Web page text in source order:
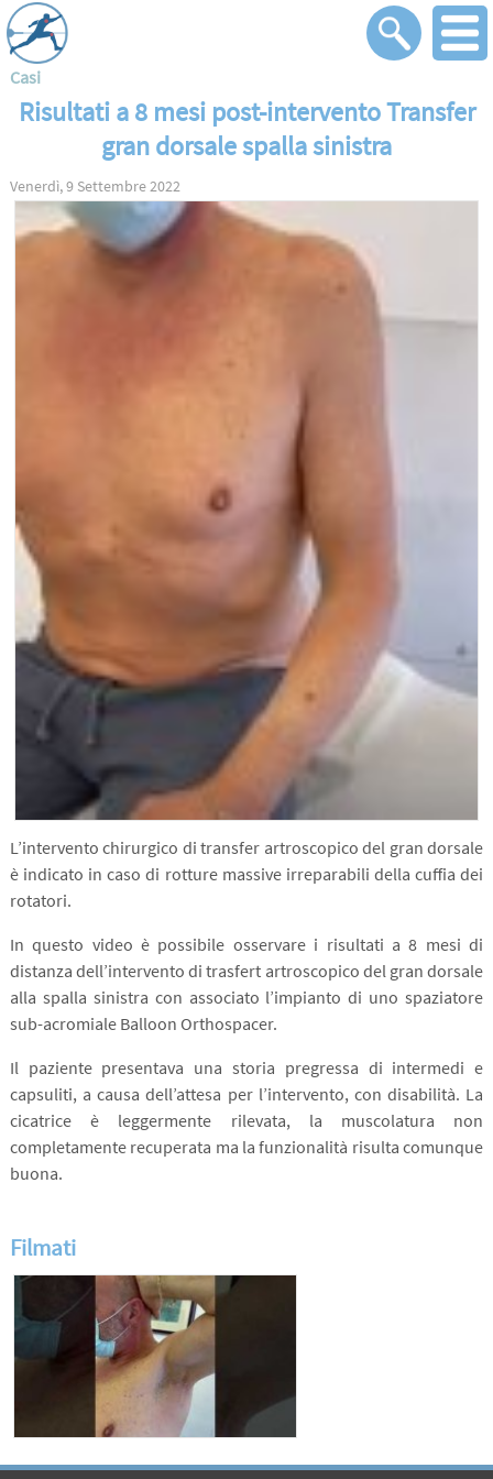
Casi
Risultati a 8 mesi post-intervento Transfer
gran dorsale spalla sinistra
Venerdì, 9 Settembre 2022
L’intervento chirurgico di transfer artroscopico del gran dorsale
è indicato in caso di rotture massive irreparabili della cuffia dei
rotatori.
In questo video è possibile osservare i risultati a 8 mesi di
distanza dell’intervento di trasfert artroscopico del gran dorsale
alla spalla sinistra con associato l’impianto di uno spaziatore
sub-acromiale Balloon Orthospacer.
Il paziente presentava una storia pregressa di intermedi e
capsuliti, a causa dell’attesa per l’intervento, con disabilità. La
cicatrice è leggermente rilevata, la muscolatura non
completamente recuperata ma la funzionalità risulta comunque
buona.
Filmati
home Ricerca